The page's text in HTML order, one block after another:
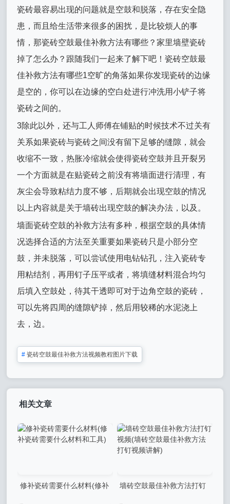
瓷砖最容易出现的问题就是空鼓和脱落，存在安全隐
患，而且给生活带来很多的困扰，是比较烦人的事
情，那瓷砖空鼓最佳补救方法有哪些？家里墙壁瓷砖
掉了怎么办？跟随我们一起来了解下吧！瓷砖空鼓最
佳补救方法有哪些1空旷的角落如果你发现瓷砖的边缘
是空的，你可以在边缘的空白处进行冲洗用小铲子将
瓷砖之间的。
3除此以外，还与工人师傅在铺贴的时候技术不过关有
关系如果瓷砖与瓷砖之间没有留下足够的缝隙，就会
收缩不一致，热胀冷缩就会使得瓷砖空鼓并且开裂另
一个方面就是在贴瓷砖之前没有将墙面进行清理，有
灰尘会导致粘结力度不够，后期就会出现空鼓的情况
以上内容就是关于墙砖出现空鼓的解决办法，以及。
墙面瓷砖空鼓的补救方法有多种，根据空鼓的具体情
况选择合适的方法至关重要如果瓷砖只是小部分空
鼓，并未脱落，可以尝试使用电钻钻孔，注入瓷砖专
用粘结剂，再用钉子压平或者，将填缝材料混合均匀
后填入空鼓处，待其干透即可对于边角空鼓的瓷砖，
可以先将四周的缝隙铲掉，然后用较稀的水泥浇上
去，边。
# 瓷砖空鼓最佳补救方法视频教程图片下载
相关文章
修补瓷砖需要什么材料(修补
墙砖空鼓最佳补救方法打钉